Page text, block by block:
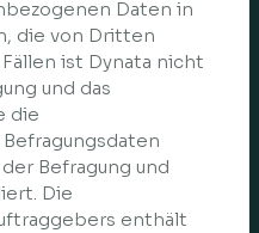
Daten in
die von Dritten
ist Dynata nicht
und das
die
Befragung und
Die
enthält